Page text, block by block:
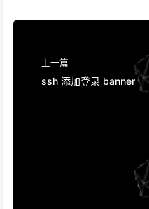
上一篇
ssh 添加登录 banner